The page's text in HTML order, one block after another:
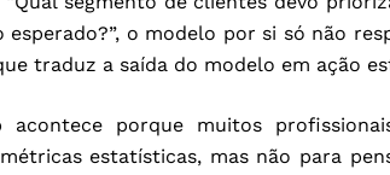
o modelo por si só não
traduz a saída do modelo em ação
acontece porque muitos
estatísticas, mas não para